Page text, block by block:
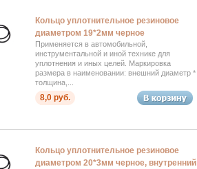
Кольцо уплотнительное резиновое
диаметром 19*2мм черное
Применяется в автомобильной,
инструментальной и иной технике для
уплотнения и иных целей. Маркировка
размера в наименовании: внешний диаметр *
толщина,...
8,0 руб.
Кольцо уплотнительное резиновое
диаметром 20*3мм черное, внутренний